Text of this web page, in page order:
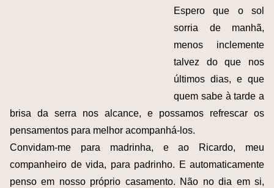
Espero que o sol
sorria de manhã,
menos inclemente
talvez do que nos
últimos dias, e que
quem sabe à tarde a
brisa da serra nos alcance, e possamos refrescar os
pensamentos para melhor acompanhá-los.
Convidam-me para madrinha, e ao Ricardo, meu
companheiro de vida, para padrinho. E automaticamente
penso em nosso próprio casamento. Não no dia em si,